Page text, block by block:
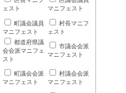
ェスト
マニフェスト
町議会議員
マニフェスト
村長マニフ
ェスト
都道府県議
会会派マニフェ
スト
市議会会派
マニフェスト
町議会会派
マニフェスト
村議会会派
マニフェスト